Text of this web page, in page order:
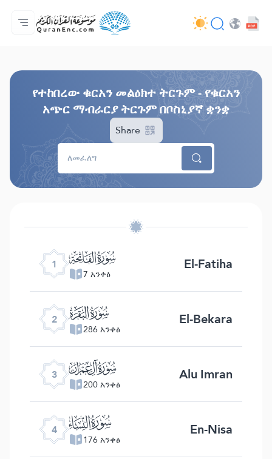
ዋና ማውጫ
የትርጉሞች ማውጫ
Audio
የአዘማኞች አገልግሎቶች - API
በስራው እቅዱ (በፕሮጀክቱ) ዙሪያ
እኛን ያግኙ!
ቋንቋ
የተከበረው ቁርአን መልዕክተ ትርጉም - የቁርአን
አጭር ማብራርያ ትርጉም በቦስኒያኛ ቋንቋ
Share
1 ﮍ
7 አንቀፅ El-Fatiha
2 ﮎ
286 አንቀፅ El-Bekara
3 ﮏ
200 አንቀፅ Alu Imran
4 ﮐ
176 አንቀፅ En-Nisa